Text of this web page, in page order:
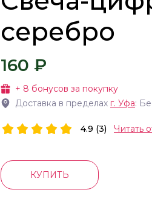
серебро
160 ₽
+ 8 бонусов за покупку
Доставка в пределах г. Уфа:
4.9 (3) Читать
КУПИТЬ